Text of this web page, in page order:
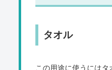
タオル
この用途に使うにはタ